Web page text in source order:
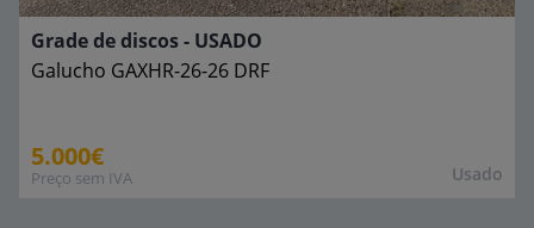
Usado
Grade de discos - USADO
Galucho GAXHR-26-26 DRF
5.000€
Preço sem IVA